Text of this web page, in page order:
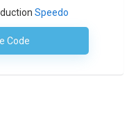
Speedo
CodeN'est Nécessaire